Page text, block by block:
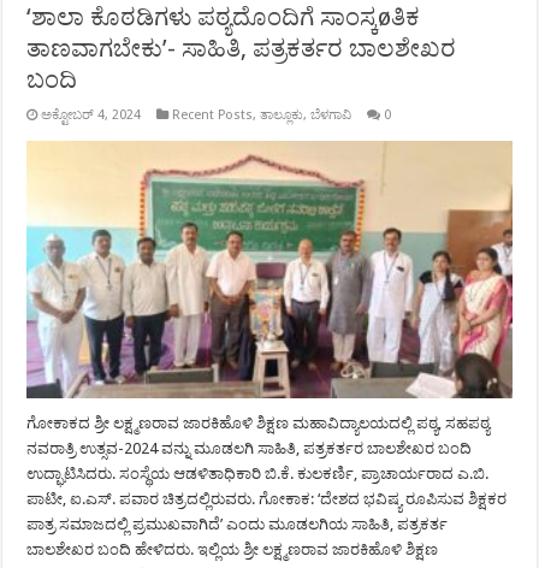
‘ಶಾಲಾ ಕೊಠಡಿಗಳು ಪಠ್ಯದೊಂದಿಗೆ ಸಾಂಸ್ಕøತಿಕ
ತಾಣವಾಗಬೇಕು’- ಸಾಹಿತಿ, ಪತ್ರಕರ್ತರ ಬಾಲಶೇಖರ
ಬಂದಿ
ಅಕ್ಟೋಬರ್ 4, 2024 Recent Posts,ತಾಲ್ಲೂಕು,ಬೆಳಗಾವಿ 0
ಗೋಕಾಕದ ಶ್ರೀ ಲಕ್ಷ್ಮಣರಾವ ಜಾರಕಿಹೊಳಿ ಶಿಕ್ಷಣ ಮಹಾವಿದ್ಯಾಲಯದಲ್ಲಿ ಪಠ್ಯ, ಸಹಪಠ್ಯ
ನವರಾತ್ರಿ ಉತ್ಸವ-2024 ವನ್ನು ಮೂಡಲಗಿ ಸಾಹಿತಿ, ಪತ್ರಕರ್ತರ ಬಾಲಶೇಖರ ಬಂದಿ
ಉದ್ಘಾಟಿಸಿದರು. ಸಂಸ್ಥೆಯ ಆಡಳಿತಾಧಿಕಾರಿ ಬಿ.ಕೆ. ಕುಲಕರ್ಣಿ, ಪ್ರಾಚಾರ್ಯರಾದ ಎ.ಬಿ.
ಪಾಟೀ, ಐ.ಎಸ್. ಪವಾರ ಚಿತ್ರದಲ್ಲಿರುವರು. ಗೋಕಾಕ: ‘ದೇಶದ ಭವಿಷ್ಯ ರೂಪಿಸುವ ಶಿಕ್ಷಕರ
ಪಾತ್ರ ಸಮಾಜದಲ್ಲಿ ಪ್ರಮುಖವಾಗಿದೆ’ ಎಂದು ಮೂಡಲಗಿಯ ಸಾಹಿತಿ, ಪತ್ರಕರ್ತ
ಬಾಲಶೇಖರ ಬಂದಿ ಹೇಳಿದರು. ಇಲ್ಲಿಯ ಶ್ರೀ ಲಕ್ಷ್ಮಣರಾವ ಜಾರಕಿಹೊಳಿ ಶಿಕ್ಷಣ